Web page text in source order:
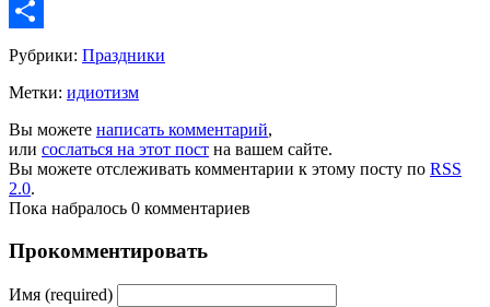
Copy
Link
Share
Рубрики: Праздники
Метки: идиотизм
Вы можете написать комментарий,
или сослаться на этот пост на вашем сайте.
Вы можете отслеживать комментарии к этому посту по RSS
2.0.
Пока набралось 0 комментариев
Прокомментировать
Имя (required)